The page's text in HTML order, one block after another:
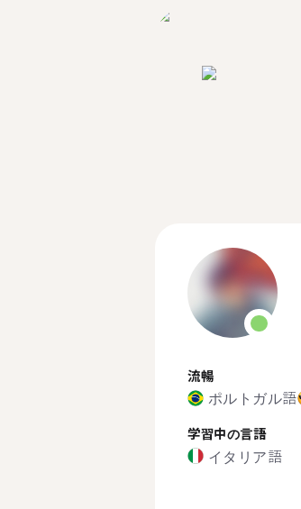
流暢
ポルトガル語
学習中の言語
イタリア語